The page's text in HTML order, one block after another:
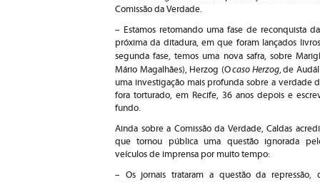
Comissão da Verdade.
– Estamos retomando uma fase de reconquista
próxima da ditadura, em que foram lançados
segunda fase, temos uma nova safra, sobre
Mário Magalhães), Herzog (Ocaso Herzog,de
uma investigação mais profunda sobre a verdade
fora torturado, em Recife, 36 anos depois e
fundo.
Ainda sobre a Comissão da Verdade, Caldas
que tornou pública uma questão ignorada
veículos de imprensa por muito tempo:
– Os jornais trataram a questão da repressão,